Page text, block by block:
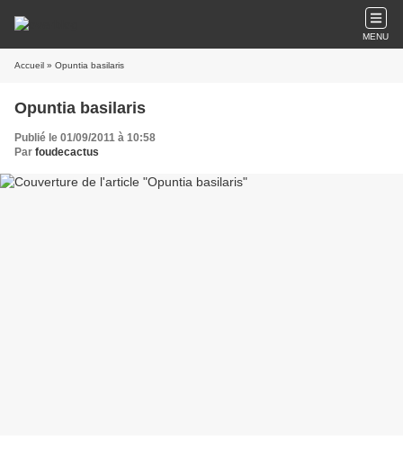
MENU
Accueil » Opuntia basilaris
Opuntia basilaris
Publié le 01/09/2011 à 10:58
Par foudecactus